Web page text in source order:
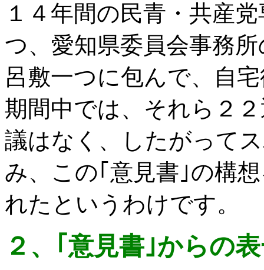
１４年間の民青・共産
つ、愛知県委員会事務
呂敷一つに包んで、自
期間中では、それら２
議はなく、したがって
み、この｢意見書｣の構
れたというわけです。
２、｢意見書｣からの